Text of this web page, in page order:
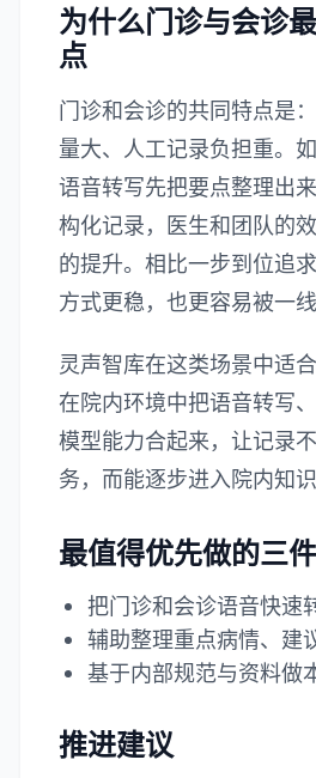
为什么门诊与会诊
点
门诊和会诊的共同特点是
量大、人工记录负担重。
语音转写先把要点整理出
构化记录，医生和团队的
的提升。相比一步到位追
方式更稳，也更容易被一线
灵声智库在这类场景中适
在院内环境中把语音转写
模型能力合起来，让记录
务，而能逐步进入院内知识
最值得优先做的三
把门诊和会诊语音快速
辅助整理重点病情、建
基于内部规范与资料做
推进建议